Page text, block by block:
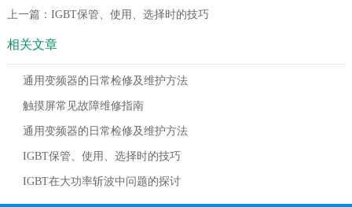
上一篇： IGBT保管、使用、选择时的技巧
相关文章
通用变频器的日常检修及维护方法
触摸屏常见故障维修指南
通用变频器的日常检修及维护方法
IGBT保管、使用、选择时的技巧
IGBT在大功率斩波中问题的探讨